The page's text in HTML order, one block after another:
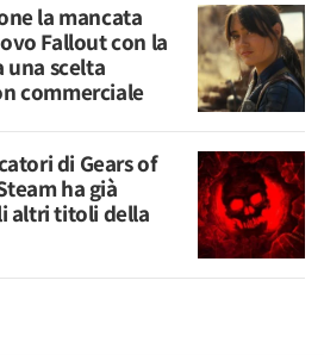
la mancata
Fallout con la
una scelta
commerciale
di Gears of
ha già
altri titoli della